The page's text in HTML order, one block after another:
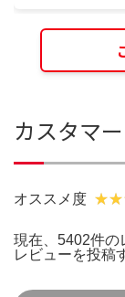
カスタマ
オススメ度
現在、5402件の
レビューを投稿